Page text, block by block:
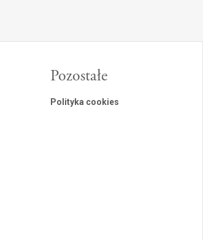
Pozostałe
Polityka cookies